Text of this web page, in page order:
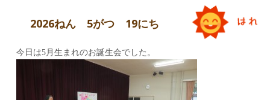
2026ねん 5がつ 19にち
今日は5月生まれのお誕生会でした。